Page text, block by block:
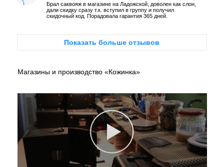
Брал саквояж в магазине на Ладожской, доволен как слон,
дали скидку сразу т.к. вступил в группу и получил
скидочный код. Порадовала гарантия 365 дней.
Показать больше отзывов
Магазины и производство «Кожинка»